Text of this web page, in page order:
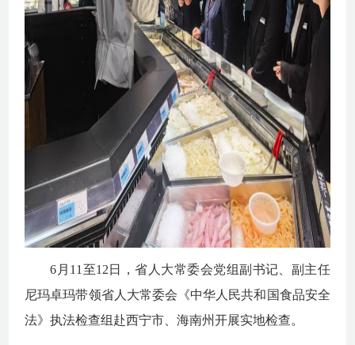
6月11至12日，省人大常委会党组副书记、副主任
尼玛卓玛带领省人大常委会《中华人民共和国食品安全
法》执法检查组赴西宁市、海南州开展实地检查。